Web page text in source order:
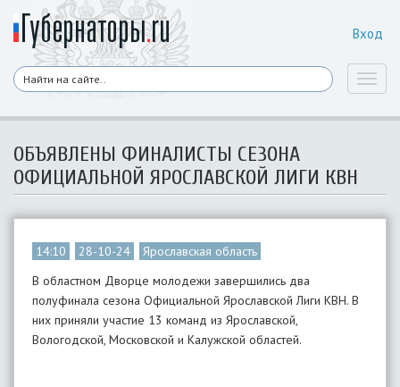
Вход
ОБЪЯВЛЕНЫ ФИНАЛИСТЫ СЕЗОНА
ОФИЦИАЛЬНОЙ ЯРОСЛАВСКОЙ ЛИГИ КВН
14:10 28-10-24
Ярославская область
В областном Дворце молодежи завершились два
полуфинала сезона Официальной Ярославской Лиги КВН. В
них приняли участие 13 команд из Ярославской,
Вологодской, Московской и Калужской областей.